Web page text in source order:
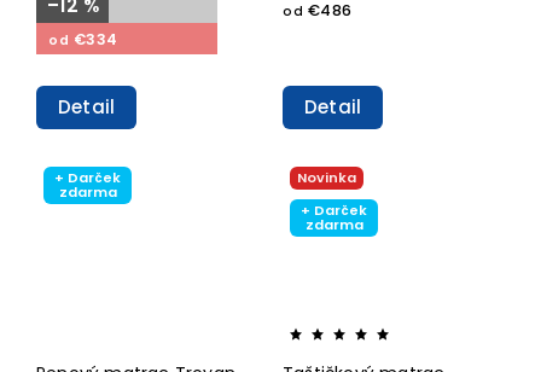
–12 %
od €334
Detail
od €486
Detail
+ Darček
zdarma
Novinka
+ Darček
zdarma